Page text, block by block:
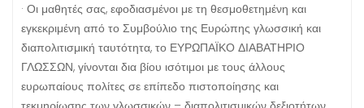
· Οι μαθητές σας, εφοδιασμένοι με τη θεσμοθετημένη και
εγκεκριμένη από το Συμβούλιο της Ευρώπης γλωσσική και
διαπολιτισμική ταυτότητα, το ΕΥΡΩΠΑΪΚΟ ΔΙΑΒΑΤΗΡΙΟ
ΓΛΩΣΣΩΝ, γίνονται δια βίου ισότιμοι με τους άλλους
ευρωπαίους πολίτες σε επίπεδο πιστοποίησης και